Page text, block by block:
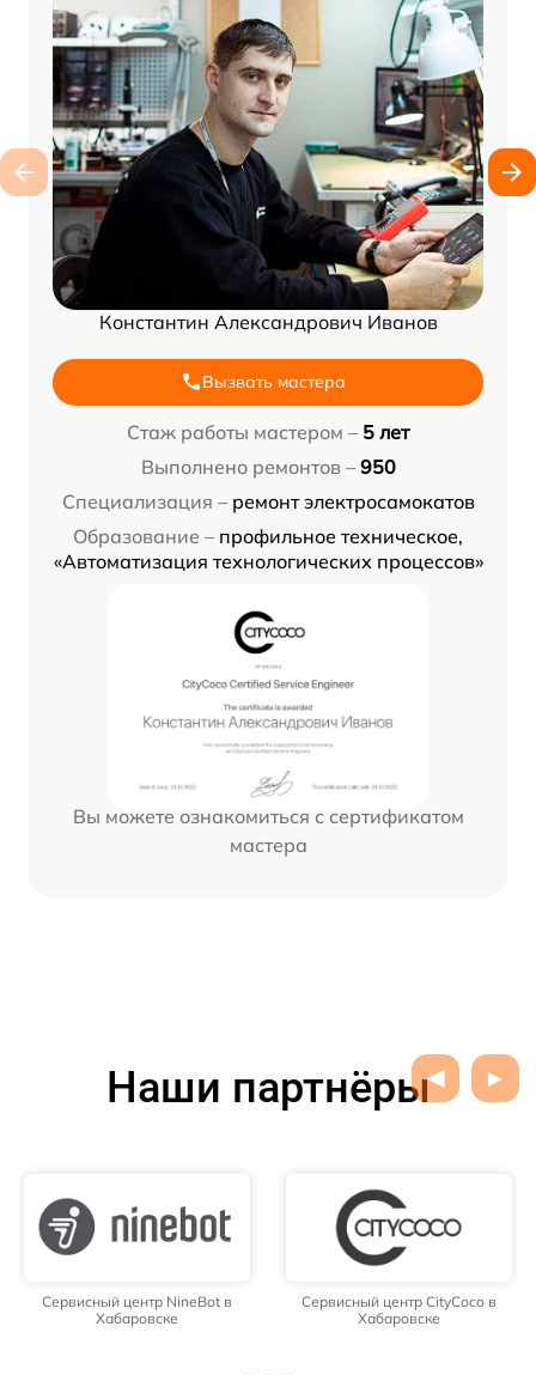
Константин Александрович Иванов
Вызвать мастера
Стаж работы мастером – 5 лет
Выполнено ремонтов – 950
Специализация – ремонт электросамокатов
Образование – профильное техническое,
«Автоматизация технологических процессов»
Вы можете ознакомиться с сертификатом
мастера
Наши партнёры
Сервисный центр NineBot в
Хабаровске
Сервисный центр CityCoco в
Хабаровске